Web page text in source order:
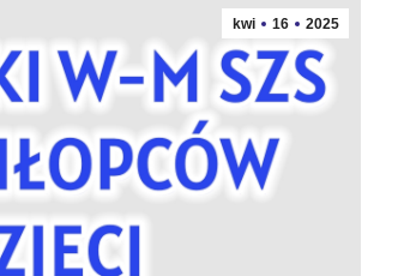
kwi 16 2025